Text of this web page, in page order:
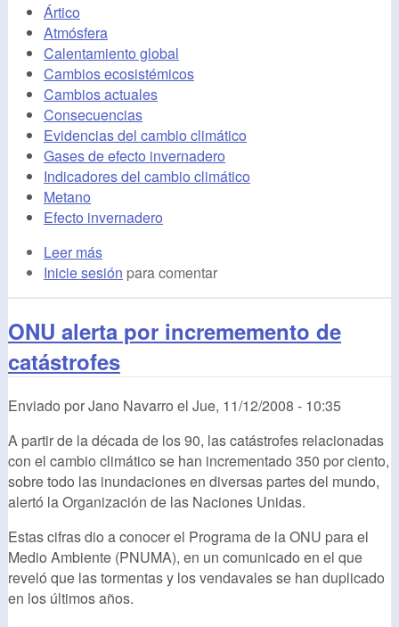
Ártico
Atmósfera
Calentamiento global
Cambios ecosistémicos
Cambios actuales
Consecuencias
Evidencias del cambio climático
Gases de efecto invernadero
Indicadores del cambio climático
Metano
Efecto invernadero
Leer más
Inicie sesión para comentar
ONU alerta por incrememento de
catástrofes
Enviado porJano Navarro el Jue, 11/12/2008 - 10:35
A partir de la década de los 90, las catástrofes relacionadas
con el cambio climático se han incrementado 350 por ciento,
sobre todo las inundaciones en diversas partes del mundo,
alertó la Organización de las Naciones Unidas.
Estas cifras dio a conocer el Programa de la ONU para el
Medio Ambiente (PNUMA), en un comunicado en el que
reveló que las tormentas y los vendavales se han duplicado
en los últimos años.